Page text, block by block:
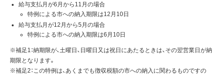
給与支払月が6月から11月の場合
特例による市への納入期限は12月10日
給与支払月が12月から5月の場合
特例による市への納入期限は6月10日
※補足1：納期限が、土曜日、日曜日又は祝日にあたるときは、その翌営業日が納
期限となります。
※補足2：この特例は、あくまでも徴収税額の市への納入に関わるものですの